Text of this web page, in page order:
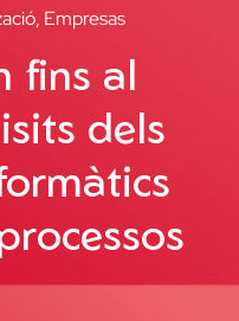
, Empresas
fins al
dels